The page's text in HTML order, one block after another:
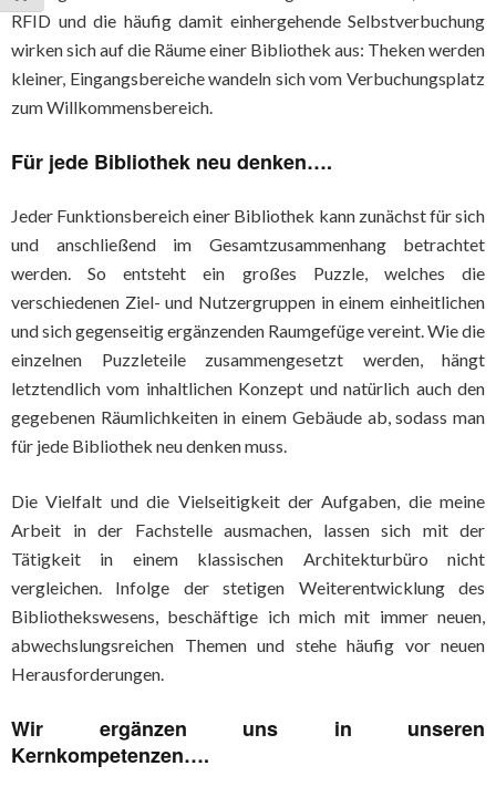
RFID und die häufig damit einhergehende Selbstverbuchung
wirken sich auf die Räume einer Bibliothek aus: Theken werden
kleiner, Eingangsbereiche wandeln sich vom Verbuchungsplatz
zum Willkommensbereich.
Für jede Bibliothek neu denken….
Jeder Funktionsbereich einer Bibliothek kann zunächst für sich
und anschließend im Gesamtzusammenhang betrachtet
werden. So entsteht ein großes Puzzle, welches die
verschiedenen Ziel- und Nutzergruppen in einem einheitlichen
und sich gegenseitig ergänzenden Raumgefüge vereint. Wie die
einzelnen Puzzleteile zusammengesetzt werden, hängt
letztendlich vom inhaltlichen Konzept und natürlich auch den
gegebenen Räumlichkeiten in einem Gebäude ab, sodass man
für jede Bibliothek neu denken muss.
Die Vielfalt und die Vielseitigkeit der Aufgaben, die meine
Arbeit in der Fachstelle ausmachen, lassen sich mit der
Tätigkeit in einem klassischen Architekturbüro nicht
vergleichen. Infolge der stetigen Weiterentwicklung des
Bibliothekswesens, beschäftige ich mich mit immer neuen,
abwechslungsreichen Themen und stehe häufig vor neuen
Herausforderungen.
Wir ergänzen uns in unseren
Kernkompetenzen….